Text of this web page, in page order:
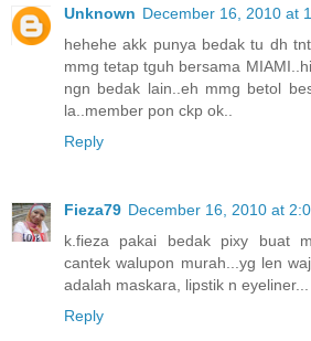
Unknown December 16, 2010 at
hehehe akk punya bedak tu dh
mmg tetap tguh bersama
ngn bedak lain..eh mmg betol
la..member pon ckp ok..
Reply
Fieza79 December 16, 2010 at
k.fieza pakai bedak pixy buat
cantek walupon murah...yg len
adalah maskara, lipstik n eyeliner...
Reply